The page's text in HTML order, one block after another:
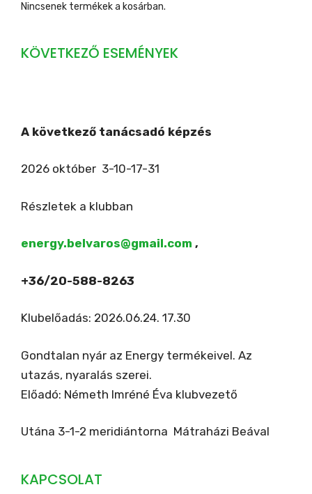
Nincsenek termékek a kosárban.
KÖVETKEZŐ ESEMÉNYEK
A következő tanácsadó képzés
2026 október 3-10-17-31
Részletek a klubban
energy.belvaros@gmail.com ,
+36/20-588-8263
Klubelőadás: 2026.06.24. 17.30
Gondtalan nyár az Energy termékeivel. Az
utazás, nyaralás szerei.
Előadó: Németh Imréné Éva klubvezető
Utána 3-1-2 meridiántorna Mátraházi Beával
KAPCSOLAT